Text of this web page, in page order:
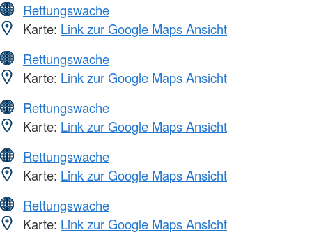
Rettungswache
Karte: Link zur Google Maps Ansicht
Rettungswache
Karte: Link zur Google Maps Ansicht
Rettungswache
Karte: Link zur Google Maps Ansicht
Rettungswache
Karte: Link zur Google Maps Ansicht
Rettungswache
Karte: Link zur Google Maps Ansicht